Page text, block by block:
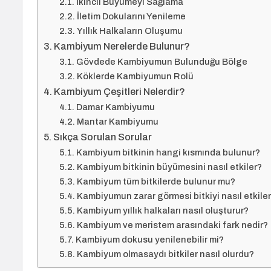
İletim Dokularını Yenileme
Yıllık Halkaların Oluşumu
Kambiyum Nerelerde Bulunur?
Gövdede Kambiyumun Bulunduğu Bölge
Köklerde Kambiyumun Rolü
Kambiyum Çeşitleri Nelerdir?
Damar Kambiyumu
Mantar Kambiyumu
Sıkça Sorulan Sorular
Kambiyum bitkinin hangi kısmında bulunur?
Kambiyum bitkinin büyümesini nasıl etkiler?
Kambiyum tüm bitkilerde bulunur mu?
Kambiyumun zarar görmesi bitkiyi nasıl
Kambiyum yıllık halkaları nasıl oluşturur?
Kambiyum ve meristem arasındaki fark nedir?
Kambiyum dokusu yenilenebilir mi?
Kambiyum olmasaydı bitkiler nasıl olurdu?